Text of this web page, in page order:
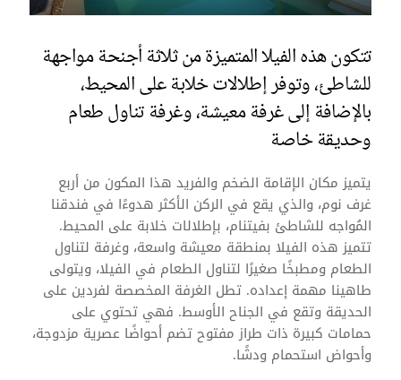
تتكون هذه الفيلا المتميزة من ثلاثة أجنحة مواجهة
للشاطئ، وتوفر إطلالات خلابة على المحيط،
بالإضافة إلى غرفة معيشة، وغرفة تناول طعام
وحديقة خاصة
يتميز مكان الإقامة الضخم والفريد هذا المكون من أربع
غرف نوم، والذي يقع في الركن الأكثر هدوءًا في فندقنا
المُواجه للشاطئ بفيتنام، بإطلالات خلابة على المحيط.
تتميز هذه الفيلا بمنطقة معيشة واسعة، وغرفة لتناول
الطعام ومطبخًا صغيرًا لتناول الطعام في الفيلا، ويتولى
طاهينا مهمة إعداده. تطل الغرفة المخصصة لفردين على
الحديقة وتقع في الجناح الأوسط. فهي تحتوي على
حمامات كبيرة ذات طراز مفتوح تضم أحواضًا عصرية مزدوجة،
وأحواض استحمام ودشًا.